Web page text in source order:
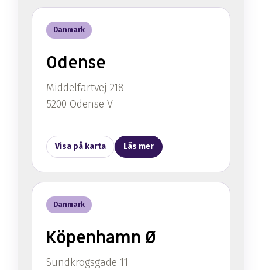
Danmark
Odense
Middelfartvej 218
5200 Odense V
Visa på karta Läs mer
Danmark
Köpenhamn Ø
Sundkrogsgade 11